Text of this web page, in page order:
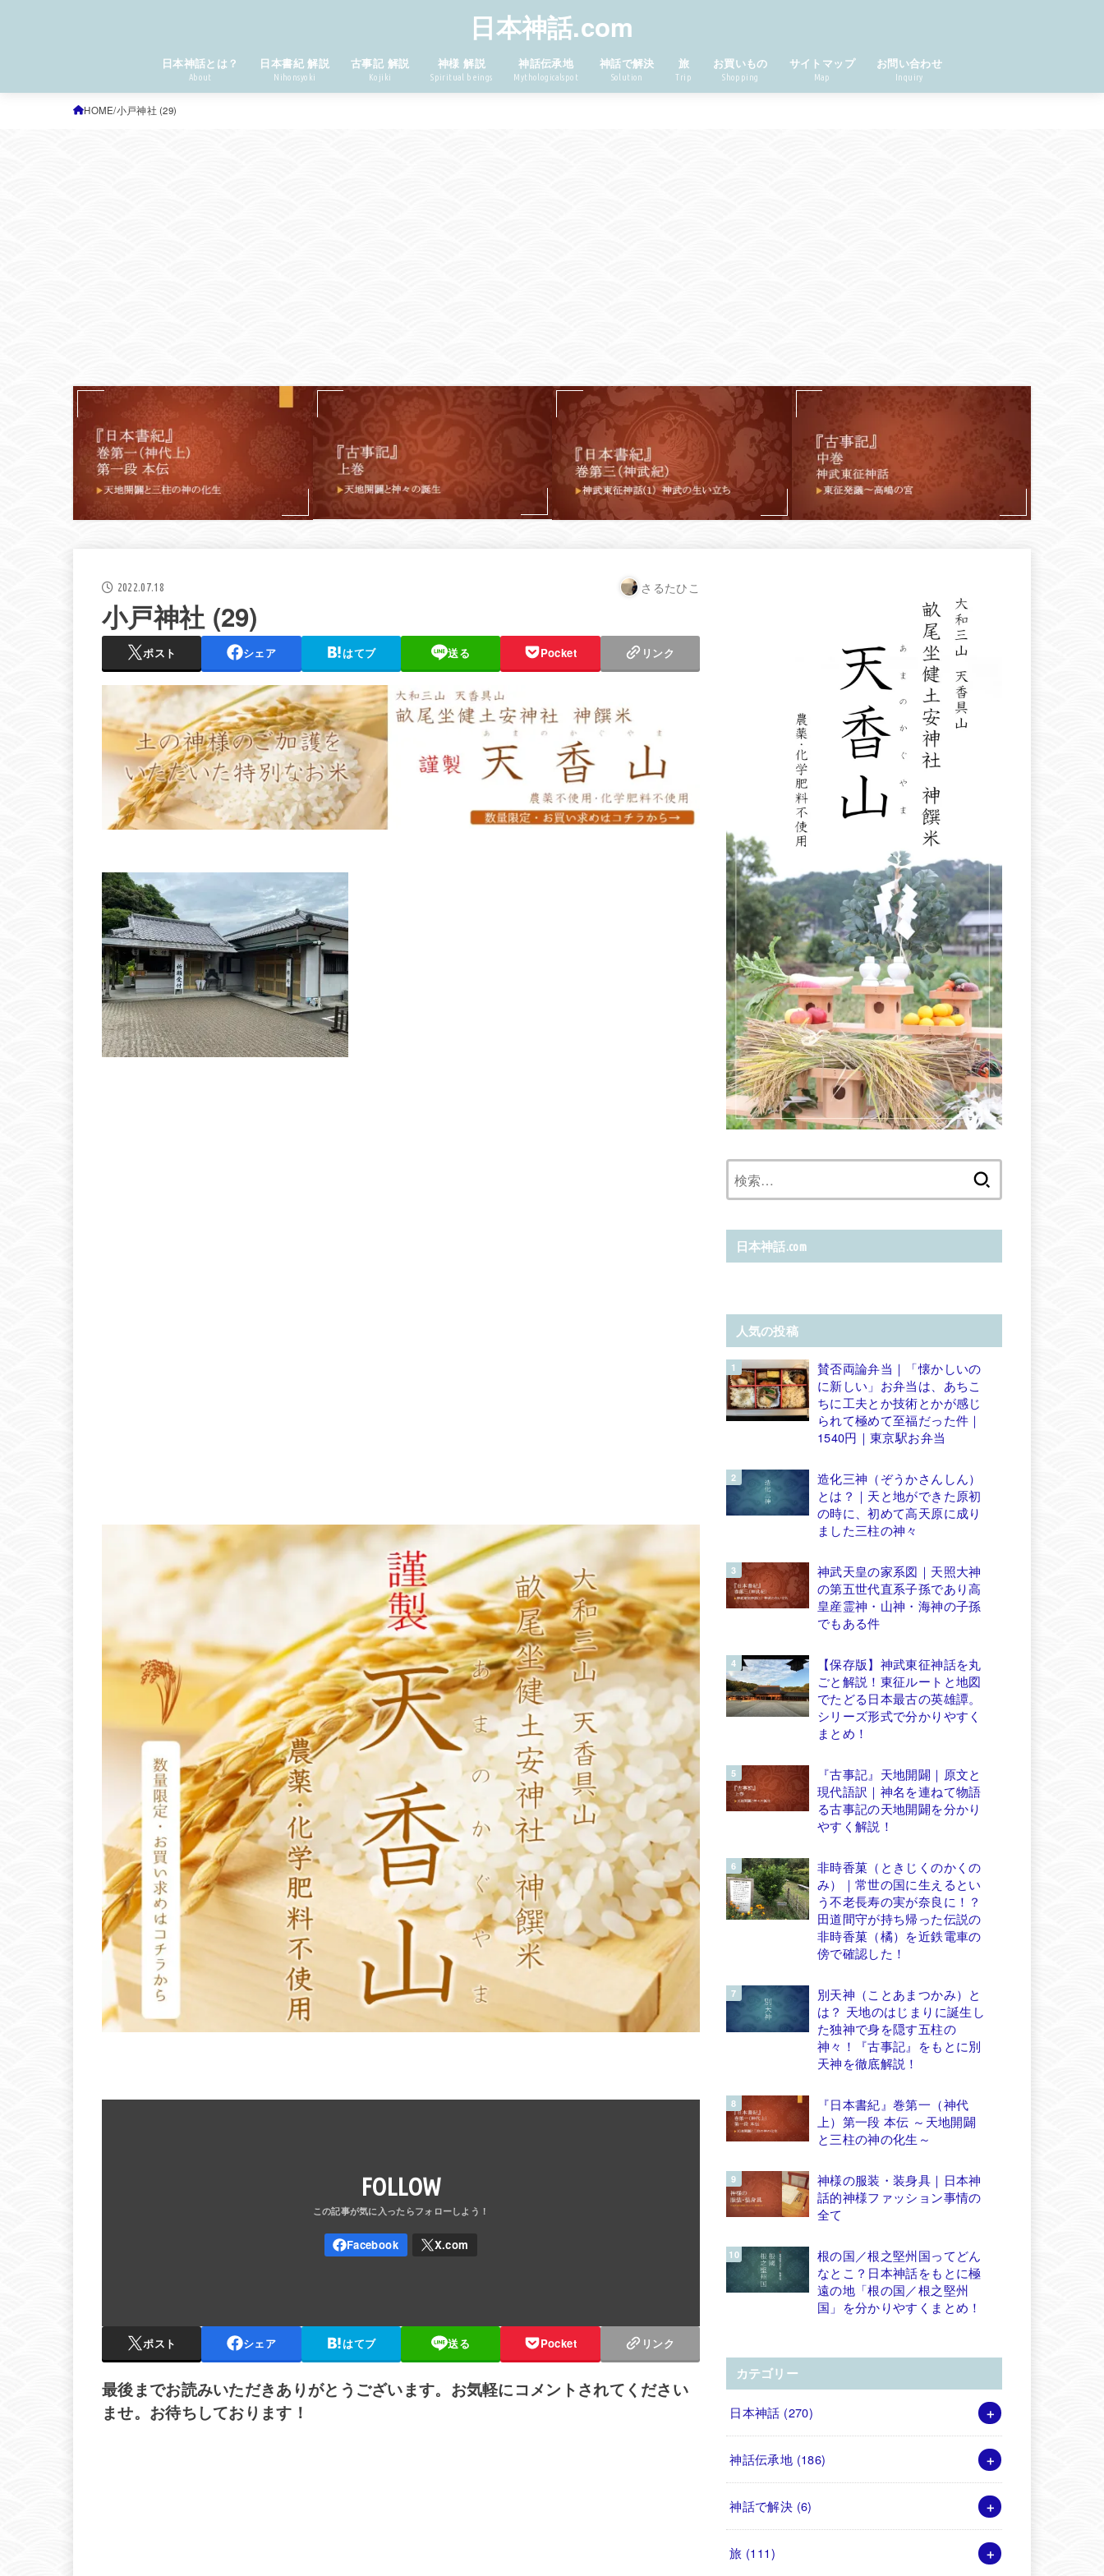
日本神話.com
日本神話とは？
About
日本書紀 解説
Nihonsyoki
古事記 解説
Kojiki
神様 解説
Spiritual beings
神話伝承地
Mythologicalspot
神話で解決
Solution
旅
Trip
お買いもの
Shopping
サイトマップ
Map
お問い合わせ
Inquiry
HOME 小戸神社 (29)
2022.07.18 さるたひこ
小戸神社 (29)
ポスト シェア はてブ 送る Pocket リンク
FOLLOW
ポスト シェア はてブ 送る Pocket リンク
最後までお読みいただきありがとうございます。お気軽にコメントされてください
ませ。お待ちしております！
日本神話.com
人気の投稿
賛否両論弁当｜「懐かしいの
に新しい」お弁当は、あちこ
ちに工夫とか技術とかが感じ
られて極めて至福だった件｜
1540円｜東京駅お弁当
造化三神（ぞうかさんしん）
とは？｜天と地ができた原初
の時に、初めて高天原に成り
ました三柱の神々
神武天皇の家系図｜天照大神
の第五世代直系子孫であり高
皇産霊神・山神・海神の子孫
でもある件
【保存版】神武東征神話を丸
ごと解説！東征ルートと地図
でたどる日本最古の英雄譚。
シリーズ形式で分かりやすく
まとめ！
『古事記』天地開闢｜原文と
現代語訳｜神名を連ねて物語
る古事記の天地開闢を分かり
やすく解説！
非時香菓（ときじくのかくの
み）｜常世の国に生えるとい
う不老長寿の実が奈良に！？
田道間守が持ち帰った伝説の
非時香菓（橘）を近鉄電車の
傍で確認した！
別天神（ことあまつかみ）と
は？ 天地のはじまりに誕生し
た独神で身を隠す五柱の
神々！『古事記』をもとに別
天神を徹底解説！
『日本書紀』巻第一（神代
上）第一段 本伝 ～天地開闢
と三柱の神の化生～
神様の服装・装身具｜日本神
話的神様ファッション事情の
全て
根の国／根之堅州国ってどん
なとこ？日本神話をもとに極
遠の地「根の国／根之堅州
国」を分かりやすくまとめ！
カテゴリー
日本神話 (270)
神話伝承地 (186)
神話で解決 (6)
旅 (111)